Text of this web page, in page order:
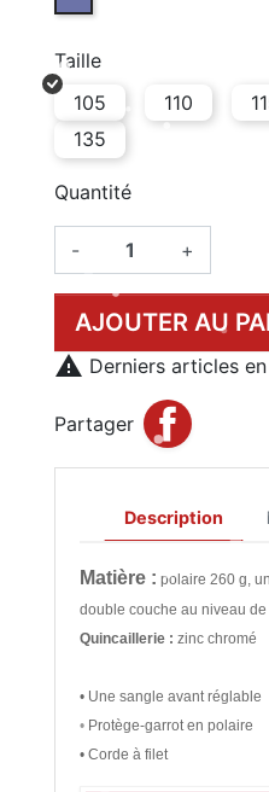
Taille
105
110
135
Quantité
- +
AJOUTER AU
 Derniers articles
Partager
Description
Matière : polaire 260 g,
double couche au niveau
Quincaillerie : zinc chromé
• Une sangle avant réglable
• Protège-garrot en polaire
• Corde à filet